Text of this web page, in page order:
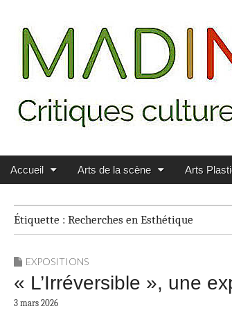
MADININ'ART
Main menu
Skip to content
Accueil Arts de la scène Arts
Étiquette : Recherches en Esthétique
EXPOSITIONS
« L’Irréversible », une
3 mars 2026